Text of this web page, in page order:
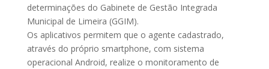
determinações do Gabinete de Gestão Integrada
Municipal de Limeira (GGIM).
Os aplicativos permitem que o agente cadastrado,
através do próprio smartphone, com sistema
operacional Android, realize o monitoramento de